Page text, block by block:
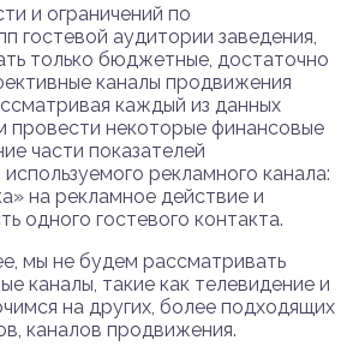
и ограничений по
гостевой аудитории заведения,
только бюджетные, достаточно
каналы продвижения
каждый из данных
провести некоторые финансовые
части показателей
рекламного канала:
на рекламное действие и
одного гостевого контакта.
мы не будем рассматривать
каналы, такие как телевидение и
на других, более подходящих
каналов продвижения.